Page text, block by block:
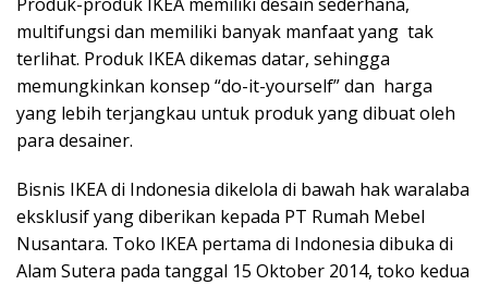
multifungsi dan memiliki banyak manfaat yang tak
terlihat. Produk IKEA dikemas datar, sehingga
memungkinkan konsep “do-it-yourself” dan harga
yang lebih terjangkau untuk produk yang dibuat oleh
para desainer.
Bisnis IKEA di Indonesia dikelola di bawah hak waralaba
eksklusif yang diberikan kepada PT Rumah Mebel
Nusantara. Toko IKEA pertama di Indonesia dibuka di
Alam Sutera pada tanggal 15 Oktober 2014, toko kedua